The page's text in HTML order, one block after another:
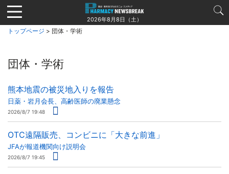
Jump
to
navigation
2026年8月8日（土）
トップページ > 団体・学術
団体・学術
熊本地震の被災地入りを報告
日薬・岩月会長、高齢医師の廃業懸念
2026/8/7 19:48
OTC遠隔販売、コンビニに「大きな前進」
JFAが報道機関向け説明会
2026/8/7 19:45